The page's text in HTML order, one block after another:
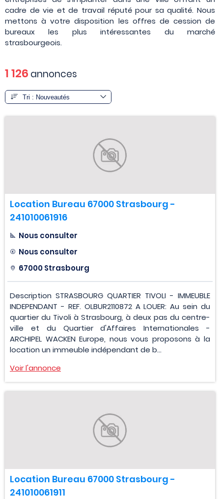
cadre de vie et de travail réputé pour sa qualité. Nous
mettons à votre disposition les offres de cession de
bureaux les plus intéressantes du marché
strasbourgeois.
1 126 annonces
Location Bureau 67000 Strasbourg -
241010061916
Nous consulter
Nous consulter
67000 Strasbourg
Description STRASBOURG QUARTIER TIVOLI - IMMEUBLE
INDEPENDANT - REF. OLBUR2110872 A LOUER: Au sein du
quartier du Tivoli à Strasbourg, à deux pas du centre-
ville et du Quartier d'Affaires Internationales -
ARCHIPEL WACKEN Europe, nous vous proposons à la
location un immeuble indépendant de b...
Voir l'annonce
Location Bureau 67000 Strasbourg -
241010061911